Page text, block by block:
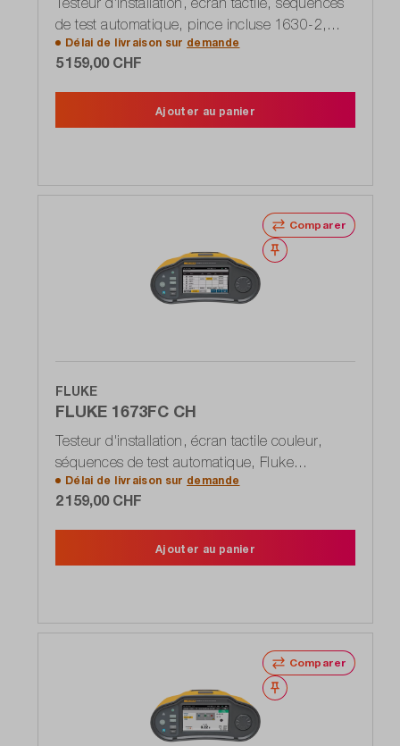
de test automatique, pince incluse 1630-2,
VDE 0100-600, IEC 60364-6
Délai de livraison sur demande
5 159,00 CHF
Ajouter au panier
Comparer
Noter
FLUKE
FLUKE 1673FC CH
Testeur d'installation, écran tactile couleur,
séquences de test automatique, Fluke
Connect, DIN VDE 0100-600, IEC 60364-6
Délai de livraison sur demande
2 159,00 CHF
Ajouter au panier
Comparer
Noter